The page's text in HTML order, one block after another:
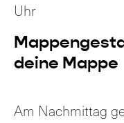
Uhr
deine Mappe
Am Nachmittag